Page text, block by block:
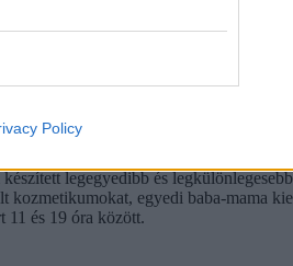
Policy
legegyedibb és
egyedi baba-mama
11 és 19 óra között.